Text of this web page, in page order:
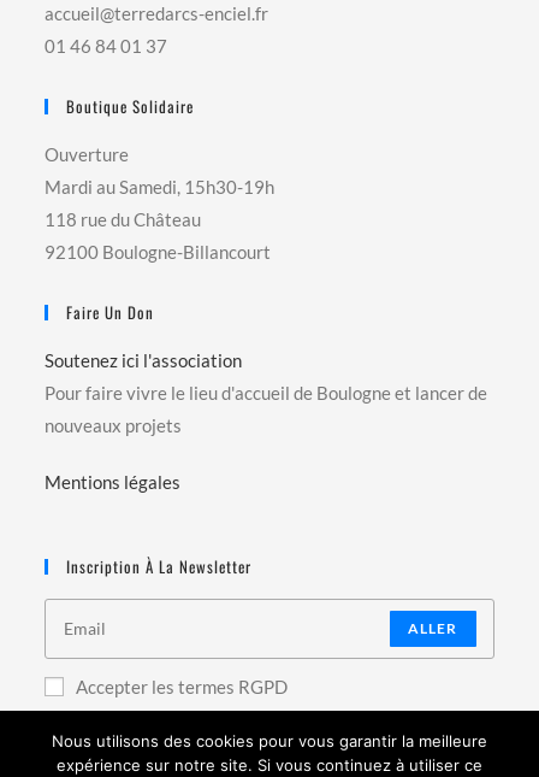
accueil@terredarcs-enciel.fr
01 46 84 01 37
Boutique Solidaire
Ouverture
Mardi au Samedi, 15h30-19h
118 rue du Château
92100 Boulogne-Billancourt
Faire Un Don
Soutenez ici l'association
Pour faire vivre le lieu d'accueil de Boulogne et lancer de
nouveaux projets
Mentions légales
Inscription À La Newsletter
ALLER
Accepter les termes RGPD
Nous utilisons des cookies pour vous garantir la meilleure
expérience sur notre site. Si vous continuez à utiliser ce